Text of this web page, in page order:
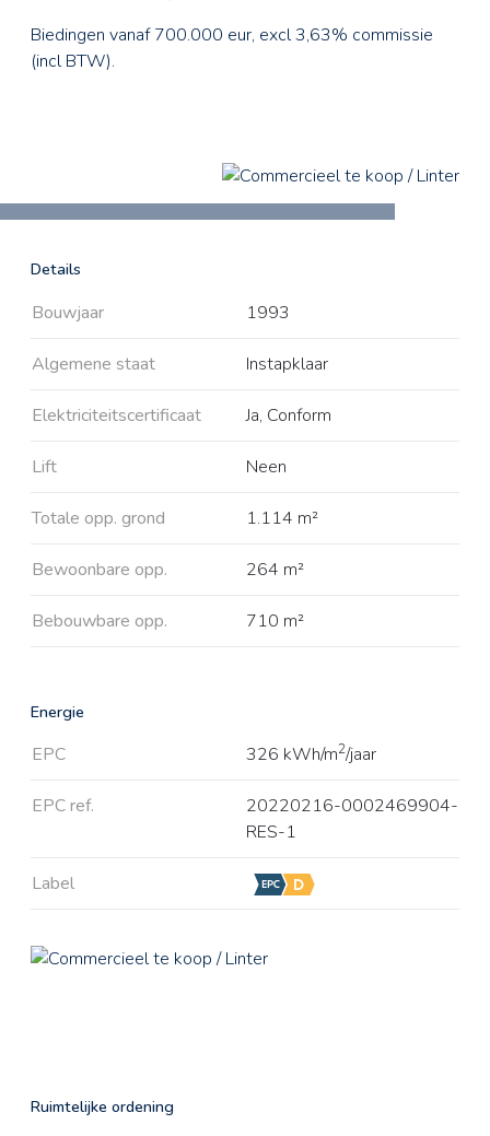
Biedingen vanaf 700.000 eur, excl 3,63% commissie
(incl BTW).
Details
Bouwjaar 1993
Algemene staat Instapklaar
Elektriciteitscertificaat Ja, Conform
Lift Neen
Totale opp. grond 1.114 m²
Bewoonbare opp. 264 m²
Bebouwbare opp. 710 m²
Energie
EPC 326 kWh/m2/jaar
EPC ref.
20220216-0002469904-
RES-1
Label
Ruimtelijke ordening